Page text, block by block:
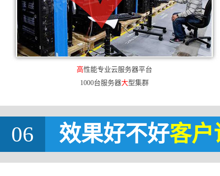
高性能专业云服务器平台
1000台服务器大型集群
06 效果好不好客户